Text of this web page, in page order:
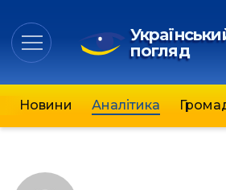
погляд
Новини Аналітика